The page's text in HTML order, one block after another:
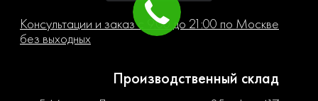
Консультации и заказ с 9:00 до 21:00 по Москве
без выходных
Производственный склад